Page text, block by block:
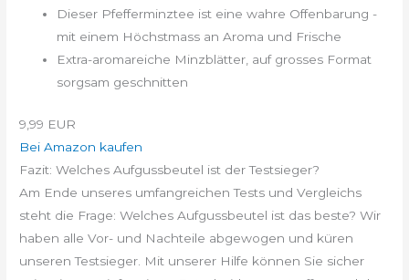
Dieser Pfefferminztee ist eine wahre Offenbarung -
mit einem Höchstmass an Aroma und Frische
Extra-aromareiche Minzblätter, auf grosses Format
sorgsam geschnitten
9,99 EUR
Bei Amazon kaufen
Fazit: Welches Aufgussbeutel ist der Testsieger?
Am Ende unseres umfangreichen Tests und Vergleichs
steht die Frage: Welches Aufgussbeutel ist das beste? Wir
haben alle Vor- und Nachteile abgewogen und küren
unseren Testsieger. Mit unserer Hilfe können Sie sicher